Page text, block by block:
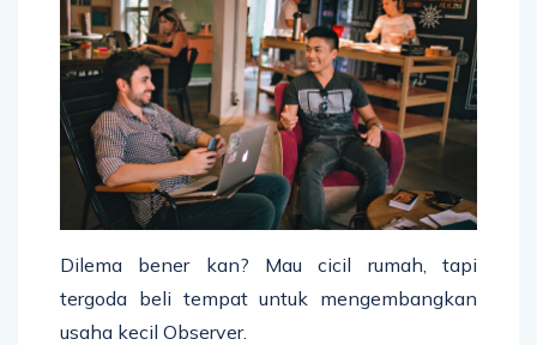
Dilema bener kan? Mau cicil rumah, tapi
tergoda beli tempat untuk mengembangkan
usaha kecil Observer.